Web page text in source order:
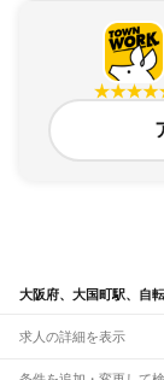
大阪府、大国町駅、自
求人の詳細を表示